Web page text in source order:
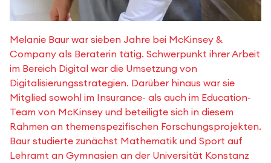
Melanie Baur war sieben Jahre bei McKinsey &
Company als Beraterin tätig. Schwerpunkt ihrer Arbeit
im Bereich Digital war die Umsetzung von
Digitalisierungsstrategien. Darüber hinaus war sie
Mitglied sowohl im Insurance- als auch im Education-
Team von McKinsey und beteiligte sich in diesem
Rahmen an themenspezifischen Forschungsprojekten.
Baur studierte zunächst Mathematik und Sport auf
Lehramt an Gymnasien an der Universität Konstanz